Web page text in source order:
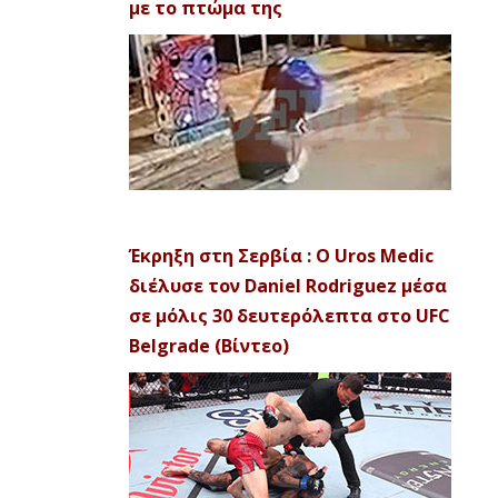
με το πτώμα της
Έκρηξη στη Σερβία : Ο Uros Medic
διέλυσε τον Daniel Rodriguez μέσα
σε μόλις 30 δευτερόλεπτα στο UFC
Belgrade (Βίντεο)